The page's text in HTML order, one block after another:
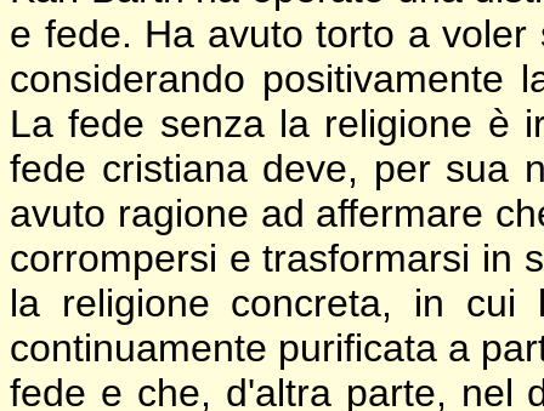
e fede. Ha avuto torto a
considerando positivamente
La fede senza la religione è
fede cristiana deve, per sua
avuto ragione ad affermare
corrompersi e trasformarsi in
la religione concreta, in cui
continuamente purificata a
fede e che, d'altra parte, nel